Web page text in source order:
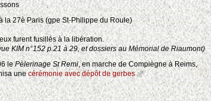
la 27è Paris (gpe St-Philippe du Roule)
furent fusillés à la libération.
KIM n°152 p.21 à 29, et dossiers au Mémorial de Riaumont)
lePèlerinage St Remi, en marche de Compiègne à Reims,
unecérémonie avec dépôt de gerbes